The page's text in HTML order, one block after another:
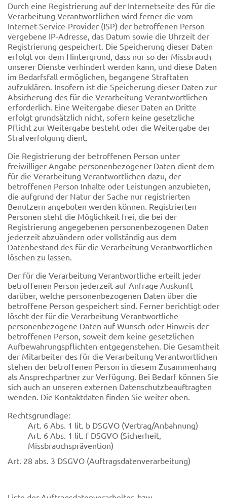
Durch eine Registrierung auf der Internetseite des für die
Verarbeitung Verantwortlichen wird ferner die vom
Internet-Service-Provider (ISP) der betroffenen Person
vergebene IP-Adresse, das Datum sowie die Uhrzeit der
Registrierung gespeichert. Die Speicherung dieser Daten
erfolgt vor dem Hintergrund, dass nur so der Missbrauch
unserer Dienste verhindert werden kann, und diese Daten
im Bedarfsfall ermöglichen, begangene Straftaten
aufzuklären. Insofern ist die Speicherung dieser Daten zur
Absicherung des für die Verarbeitung Verantwortlichen
erforderlich. Eine Weitergabe dieser Daten an Dritte
erfolgt grundsätzlich nicht, sofern keine gesetzliche
Pflicht zur Weitergabe besteht oder die Weitergabe der
Strafverfolgung dient.
Die Registrierung der betroffenen Person unter
freiwilliger Angabe personenbezogener Daten dient dem
für die Verarbeitung Verantwortlichen dazu, der
betroffenen Person Inhalte oder Leistungen anzubieten,
die aufgrund der Natur der Sache nur registrierten
Benutzern angeboten werden können. Registrierten
Personen steht die Möglichkeit frei, die bei der
Registrierung angegebenen personenbezogenen Daten
jederzeit abzuändern oder vollständig aus dem
Datenbestand des für die Verarbeitung Verantwortlichen
löschen zu lassen.
Der für die Verarbeitung Verantwortliche erteilt jeder
betroffenen Person jederzeit auf Anfrage Auskunft
darüber, welche personenbezogenen Daten über die
betroffene Person gespeichert sind. Ferner berichtigt oder
löscht der für die Verarbeitung Verantwortliche
personenbezogene Daten auf Wunsch oder Hinweis der
betroffenen Person, soweit dem keine gesetzlichen
Aufbewahrungspflichten entgegenstehen. Die Gesamtheit
der Mitarbeiter des für die Verarbeitung Verantwortlichen
stehen der betroffenen Person in diesem Zusammenhang
als Ansprechpartner zur Verfügung. Bei Bedarf können Sie
sich auch an unseren externen Datenschutzbeauftragten
wenden. Die Kontaktdaten finden Sie weiter oben.
Rechtsgrundlage:
Art. 6 Abs. 1 lit. b DSGVO (Vertrag/Anbahnung)
Art. 6 Abs. 1 lit. f DSGVO (Sicherheit,
Missbrauchsprävention)
Art. 28 abs. 3 DSGVO (Auftragsdatenverarbeitung)